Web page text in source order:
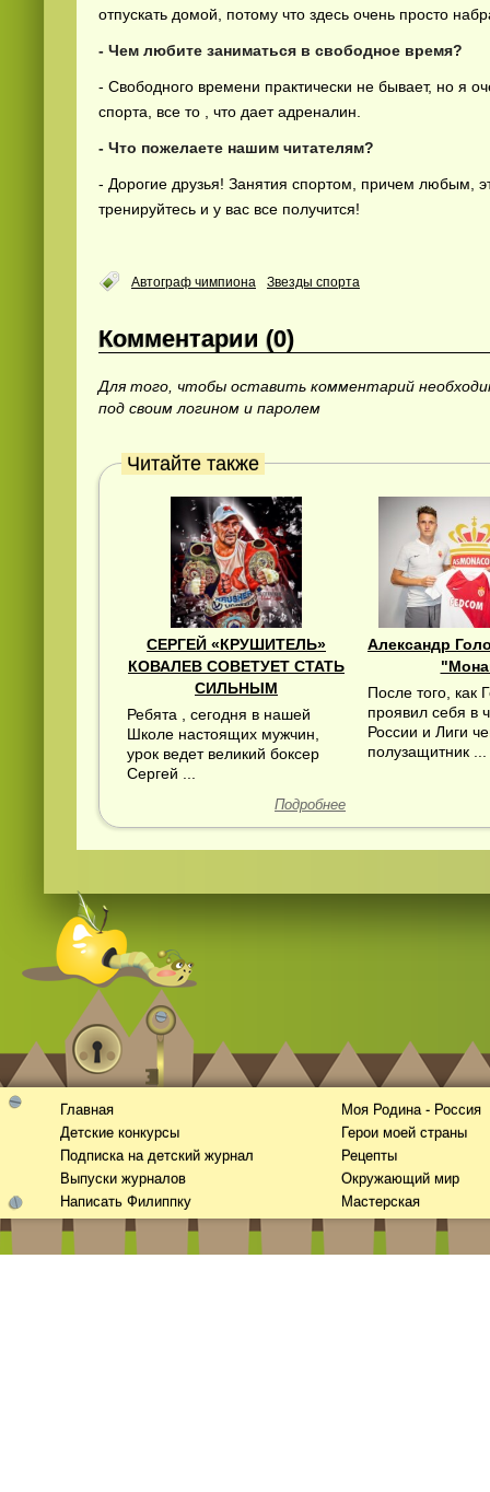
отпускать домой, потому что здесь очень просто
- Чем любите заниматься в свободное время?
- Свободного времени практически не бывает, но я
спорта, все то , что дает адреналин.
- Что пожелаете нашим читателям?
- Дорогие друзья! Занятия спортом, причем любым,
тренируйтесь и у вас все получится!
Автограф чимпиона Звезды спорта
Комментарии (0)
Для того, чтобы оставить комментарий
под своим логином и паролем
Читайте также
СЕРГЕЙ «КРУШИТЕЛЬ»
КОВАЛЕВ СОВЕТУЕТ СТАТЬ
СИЛЬНЫМ
Ребята , сегодня в нашей
Школе настоящих мужчин,
урок ведет великий боксер
Сергей ...
Подробнее
Александр
После того, как
проявил себя в
России и Лиги
полузащитник ...
Главная
Детские конкурсы
Подписка на детский журнал
Выпуски журналов
Написать Филиппку
Моя Родина - Россия
Герои моей страны
Рецепты
Окружающий мир
Мастерская